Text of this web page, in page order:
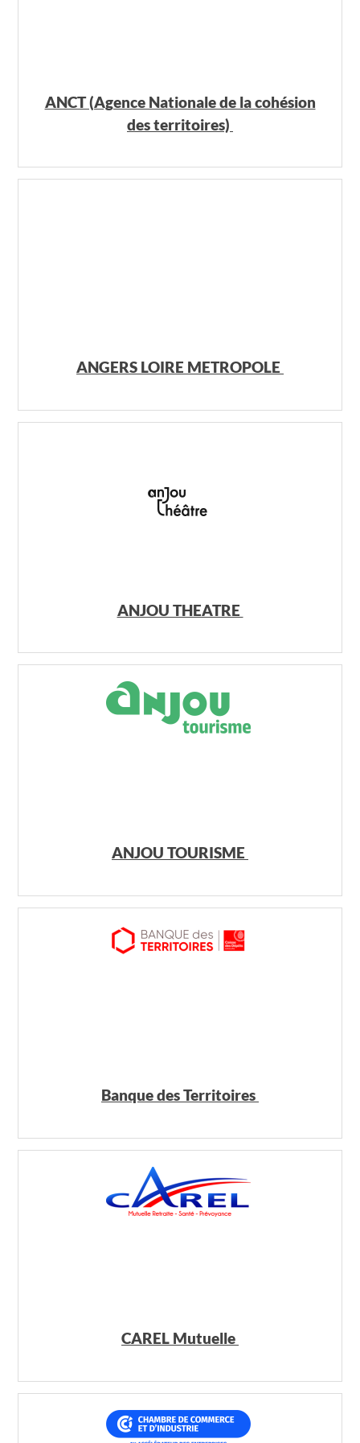
ANCT (Agence Nationale de la cohésion
des territoires)
ANGERS LOIRE METROPOLE
ANJOU THEATRE
ANJOU TOURISME
Banque des Territoires
CAREL Mutuelle